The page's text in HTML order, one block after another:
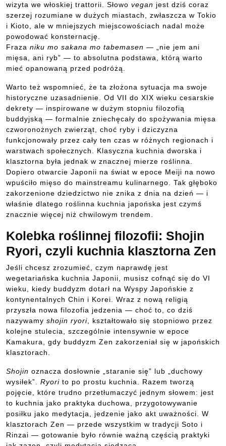
wizyta we włoskiej trattorii. Słowo vegan jest dziś coraz
szerzej rozumiane w dużych miastach, zwłaszcza w Tokio
i Kioto, ale w mniejszych miejscowościach nadal może
powodować konsternację.
Fraza niku mo sakana mo tabemasen — „nie jem ani
mięsa, ani ryb” — to absolutna podstawa, którą warto
mieć opanowaną przed podróżą.
Warto też wspomnieć, że ta złożona sytuacja ma swoje
historyczne uzasadnienie. Od VII do XIX wieku cesarskie
dekrety — inspirowane w dużym stopniu filozofią
buddyjską — formalnie zniechęcały do spożywania mięsa
czworonożnych zwierząt, choć ryby i dziczyzna
funkcjonowały przez cały ten czas w różnych regionach i
warstwach społecznych. Klasyczna kuchnia dworska i
klasztorna była jednak w znacznej mierze roślinna.
Dopiero otwarcie Japonii na świat w epoce Meiji na nowo
wpuściło mięso do mainstreamu kulinarnego. Tak głęboko
zakorzenione dziedzictwo nie znika z dnia na dzień — i
właśnie dlatego roślinna kuchnia japońska jest czymś
znacznie więcej niż chwilowym trendem.
Kolebka roślinnej filozofii: Shojin
Ryori, czyli kuchnia klasztorna Zen
Jeśli chcesz zrozumieć, czym naprawdę jest
wegetariańska kuchnia Japonii, musisz cofnąć się do VI
wieku, kiedy buddyzm dotarł na Wyspy Japońskie z
kontynentalnych Chin i Korei. Wraz z nową religią
przyszła nowa filozofia jedzenia — choć to, co dziś
nazywamy shojin ryori , kształtowało się stopniowo przez
kolejne stulecia, szczególnie intensywnie w epoce
Kamakura, gdy buddyzm Zen zakorzeniał się w japońskich
klasztorach.
Shojin oznacza dosłownie „staranie się” lub „duchowy
wysiłek”. Ryori to po prostu kuchnia. Razem tworzą
pojęcie, które trudno przetłumaczyć jednym słowem: jest
to kuchnia jako praktyka duchowa, przygotowywanie
posiłku jako medytacja, jedzenie jako akt uważności. W
klasztorach Zen — przede wszystkim w tradycji Soto i
Rinzai — gotowanie było równie ważną częścią praktyki